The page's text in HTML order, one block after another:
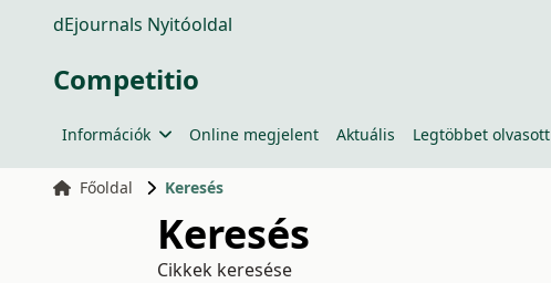
dEjournals Nyitóoldal
Competitio
Információk Online megjelent Aktuális Legtöbbet olvasott
Főoldal Keresés
Keresés
Cikkek keresése